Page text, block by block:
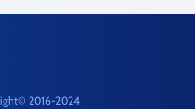
2016-2024